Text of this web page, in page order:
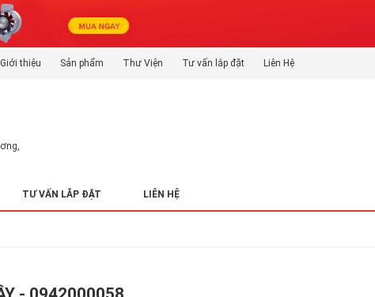
Giới thiệu Sản phẩm Thư Viện Tư vấn lắp đặt Liên Hệ
TƯ VẤN LẮP ĐẶT LIÊN HỆ